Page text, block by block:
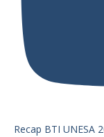
Recap BTI UNESA